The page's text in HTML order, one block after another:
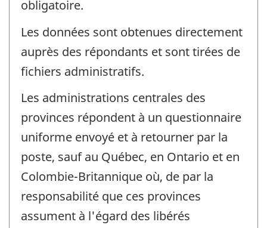
obligatoire.
Les données sont obtenues directement
auprès des répondants et sont tirées de
fichiers administratifs.
Les administrations centrales des
provinces répondent à un questionnaire
uniforme envoyé et à retourner par la
poste, sauf au Québec, en Ontario et en
Colombie-Britannique où, de par la
responsabilité que ces provinces
assument à l'égard des libérés